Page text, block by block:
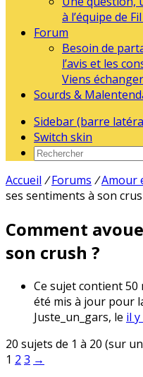
à l’équipe de
Forum
Besoin de
l’avis et les
Viens
Sourds &
Sidebar (barre
Switch skin
Accueil / Forums /Amour
ses sentiments à son
Comment
son crush ?
Ce sujet contient
été mis à jour pour
Juste_un_gars, le il
20 sujets de 1 à 20 (sur
1 2 3 →